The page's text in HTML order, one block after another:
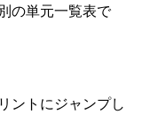
の単元一覧表で
ントにジャンプし